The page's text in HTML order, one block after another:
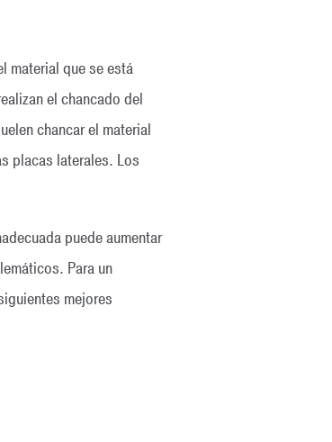
material que se está
el chancado del
chancar el material
placas laterales. Los
puede aumentar
Para un
mejores